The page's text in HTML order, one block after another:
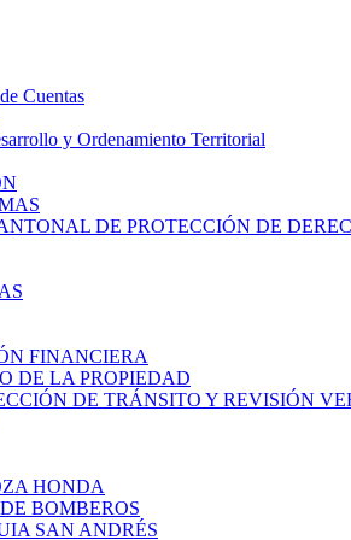
Cuentas
y Ordenamiento Territorial
DE PROTECCIÓN DE
FINANCIERA
DE LA PROPIEDAD
DE TRÁNSITO Y REVISIÓN
HONDA
BOMBEROS
SAN ANDRÉS